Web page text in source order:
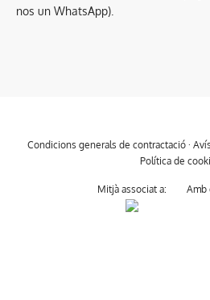
nos un WhatsApp).
Condicions generals de contractació·
Política de
Mitjà associat a: Amb